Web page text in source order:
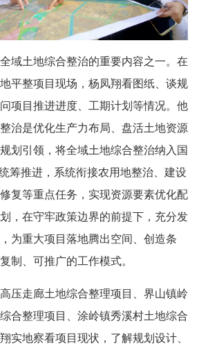
土地综合整治的重要内容之一。在
平整项目现场，杨凤翔看图纸、谈规
项目推进进度、工期计划等情况。他
治是优化生产力布局、盘活土地资源
划引领，将全域土地综合整治纳入国
筹推进，系统衔接农用地整治、建设
复等重点任务，实现资源要素优化配
，在守牢政策边界的前提下，充分发
为重大项目落地腾出空间、创造条
制、可推广的工作模式。
走廊土地综合整理项目、界山镇岭
合整理项目、涂岭镇秀溪村土地综合
实地察看项目现状，了解规划设计、